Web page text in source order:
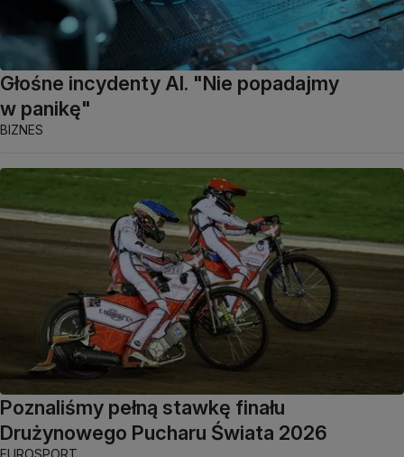
Głośne incydenty AI. "Nie popadajmy
w panikę"
BIZNES
Poznaliśmy pełną stawkę finału
Drużynowego Pucharu Świata 2026